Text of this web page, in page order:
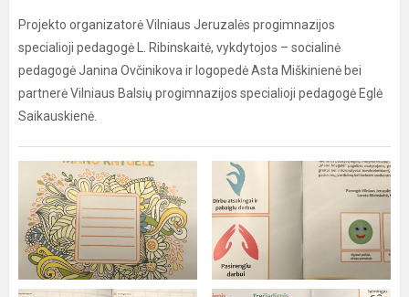
Projekto organizatorė Vilniaus Jeruzalės progimnazijos
specialioji pedagogė L. Ribinskaitė, vykdytojos – socialinė
pedagogė Janina Ovčinikova ir logopedė Asta Miškinienė bei
partnerė Vilniaus Balsių progimnazijos specialioji pedagogė Eglė
Saikauskienė.